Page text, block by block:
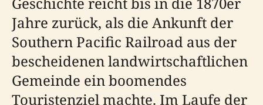
Jahre zurück, als die Ankunft der
Southern Pacific Railroad aus der
bescheidenen landwirtschaftlichen
Gemeinde ein boomendes
Touristenziel machte. Im Laufe der